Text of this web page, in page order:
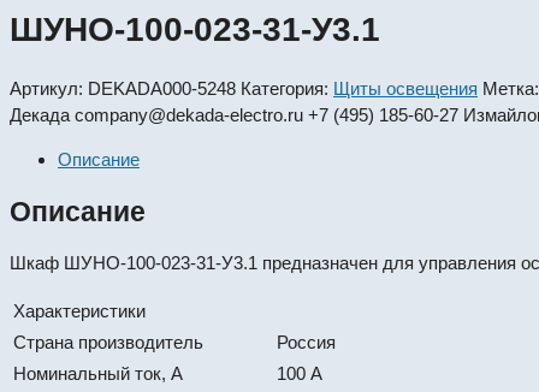
ШУНО-100-023-31-У3.1
Артикул: DEKADA000-5248 Категория: Щиты освещения
Декада company@dekada-electro.ru +7 (495) 185-60-27
Описание
Описание
Шкаф ШУНО-100-023-31-У3.1 предназначен для управления
Характеристики
Страна производитель
Россия
Номинальный ток, А
100 А